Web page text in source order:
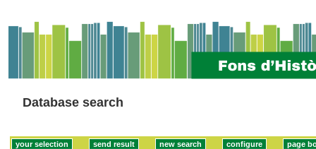
Database search